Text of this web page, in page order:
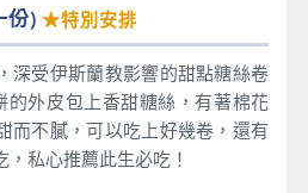
份) ★特別安排
深受伊斯蘭教影響的甜點糖絲卷
的外皮包上香甜糖絲，有著棉花
而不膩，可以吃上好幾卷，還有
私心推薦此生必吃！